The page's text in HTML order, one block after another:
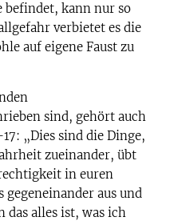
kann nur so
verbietet es die
auf eigene Faust zu
sind, gehört auch
„Dies sind die Dinge,
zueinander, übt
in euren
gegeneinander aus und
alles ist, was ich